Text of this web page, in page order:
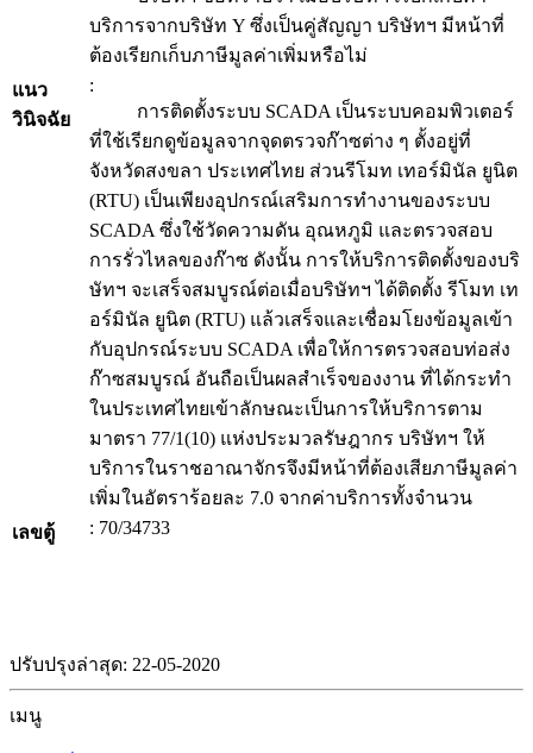
บริการจากบริษัท Y ซึ่งเป็นคู่สัญญา บริษัทฯ มีหน้าที่
ต้องเรียกเก็บภาษีมูลค่าเพิ่มหรือไม่
แนว
วินิจฉัย
:
การติดตั้งระบบ SCADA เป็นระบบคอมพิวเตอร์
ที่ใช้เรียกดูข้อมูลจากจุดตรวจก๊าซต่าง ๆ ตั้งอยู่ที่
จังหวัดสงขลา ประเทศไทย ส่วนรีโมท เทอร์มินัล ยูนิต
(RTU) เป็นเพียงอุปกรณ์เสริมการทำงานของระบบ
SCADA ซึ่งใช้วัดความดัน อุณหภูมิ และตรวจสอบ
การรั่วไหลของก๊าซ ดังนั้น การให้บริการติดตั้งของบริ
ษัทฯ จะเสร็จสมบูรณ์ต่อเมื่อบริษัทฯ ได้ติดตั้ง รีโมท เท
อร์มินัล ยูนิต (RTU) แล้วเสร็จและเชื่อมโยงข้อมูลเข้า
กับอุปกรณ์ระบบ SCADA เพื่อให้การตรวจสอบท่อส่ง
ก๊าซสมบูรณ์ อันถือเป็นผลสำเร็จของงาน ที่ได้กระทำ
ในประเทศไทยเข้าลักษณะเป็นการให้บริการตาม
มาตรา 77/1(10) แห่งประมวลรัษฎากร บริษัทฯ ให้
บริการในราชอาณาจักรจึงมีหน้าที่ต้องเสียภาษีมูลค่า
เพิ่มในอัตราร้อยละ 7.0 จากค่าบริการทั้งจำนวน
เลขตู้
: 70/34733
ปรับปรุงล่าสุด: 22-05-2020
เมนู